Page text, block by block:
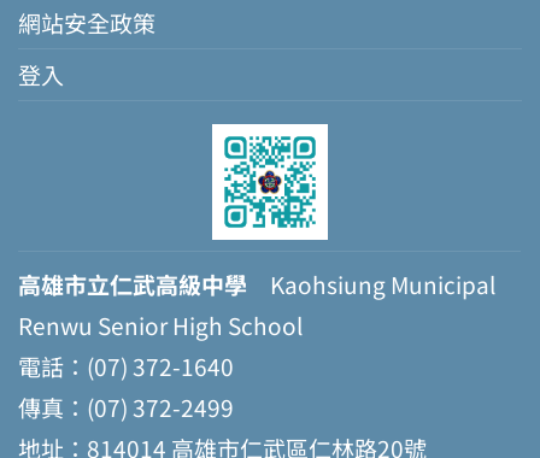
網站安全政策
登入
高雄市立仁武高級中學 Kaohsiung Municipal
Renwu Senior High School
電話：(07) 372-1640
傳真：(07) 372-2499
地址：814014 高雄市仁武區仁林路20號